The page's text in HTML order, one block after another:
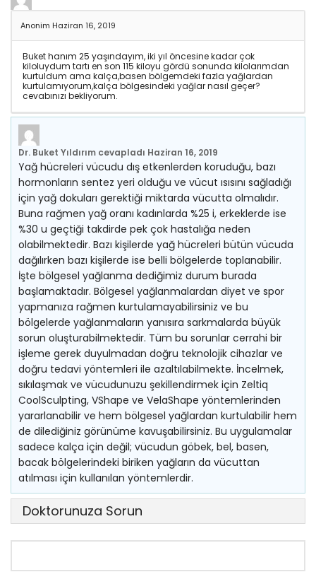
Anonim Haziran 16, 2019
Buket hanım 25 yaşındayım, iki yıl öncesine kadar çok
kiloluydum tartı en son 115 kiloyu gördü sonunda kilolarımdan
kurtuldum ama kalça,basen bölgemdeki fazla yağlardan
kurtulamıyorum,kalça bölgesindeki yağlar nasıl geçer?
cevabınızı bekliyorum.
Dr. Buket Yıldırım cevapladı Haziran 16, 2019
Yağ hücreleri vücudu dış etkenlerden koruduğu, bazı
hormonların sentez yeri olduğu ve vücut ısısını sağladığı
için yağ dokuları gerektiği miktarda vücutta olmalıdır.
Buna rağmen yağ oranı kadınlarda %25 i, erkeklerde ise
%30 u geçtiği takdirde pek çok hastalığa neden
olabilmektedir. Bazı kişilerde yağ hücreleri bütün vücuda
dağılırken bazı kişilerde ise belli bölgelerde toplanabilir.
İşte bölgesel yağlanma dediğimiz durum burada
başlamaktadır. Bölgesel yağlanmalardan diyet ve spor
yapmanıza rağmen kurtulamayabilirsiniz ve bu
bölgelerde yağlanmaların yanısıra sarkmalarda büyük
sorun oluşturabilmektedir. Tüm bu sorunlar cerrahi bir
işleme gerek duyulmadan doğru teknolojik cihazlar ve
doğru tedavi yöntemleri ile azaltılabilmekte. İncelmek,
sıkılaşmak ve vücudunuzu şekillendirmek için Zeltiq
CoolSculpting, VShape ve VelaShape yöntemlerinden
yararlanabilir ve hem bölgesel yağlardan kurtulabilir hem
de dilediğiniz görünüme kavuşabilirsiniz. Bu uygulamalar
sadece kalça için değil; vücudun göbek, bel, basen,
bacak bölgelerindeki biriken yağların da vücuttan
atılması için kullanılan yöntemlerdir.
Doktorunuza Sorun